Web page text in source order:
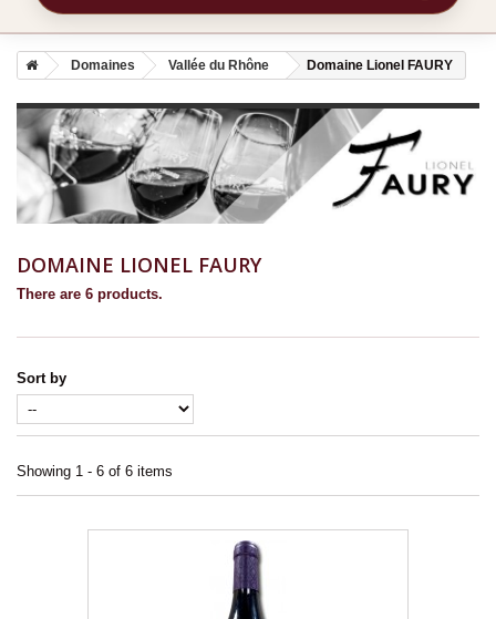
Domaines Vallée du Rhône Domaine Lionel FAURY
DOMAINE LIONEL FAURY
There are 6 products.
Sort by
Showing 1 - 6 of 6 items